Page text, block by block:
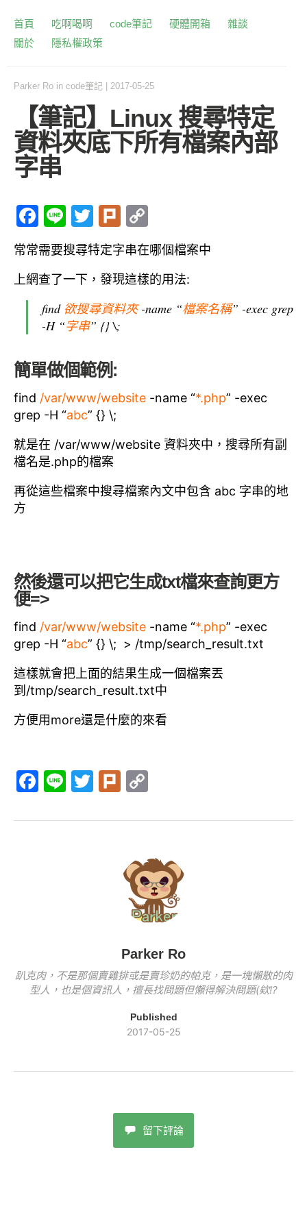
首頁 吃啊喝啊 code筆記 硬體開箱
雜談
關於
隱私權政策
Parker Ro in code筆記 2017-05-25
【筆記】Linux 搜尋特定
資料夾底下所有檔案內部
字串
F
a
c
e
b
o
k
Li
n
e
T
w
itt
er
Pl
ur
k
o
p
y
Li
常常需要搜尋特定字串在哪個檔案中
上網查了一下，發現這樣的用法:
find 欲搜尋資料夾-name “檔案名稱” -exec grep
-H “字串” {} \;
簡單做個範例:
find /var/www/website -name “*.php” -exec
grep -H “abc” {} \;
就是在 /var/www/website 資料夾中，搜尋所有副
檔名是.php的檔案
再從這些檔案中搜尋檔案內文中包含 abc 字串的地
方
然後還可以把它生成txt檔來查詢更方
便=>
find /var/www/website -name “*.php” -exec
grep -H “abc” {} \; > /tmp/search_result.txt
這樣就會把上面的結果生成一個檔案丟
到/tmp/search_result.txt中
方便用more還是什麼的來看
F
c
Li
e
T
itt
Pl
k p
Li
n
k
Parker Ro
趴克肉，不是那個賣雞排或是賣珍奶的帕克，是一塊懶散的肉
型人，也是個資訊人，擅長找問題但懶得解決問題(欸!?
Published
2017-05-25
留下評論